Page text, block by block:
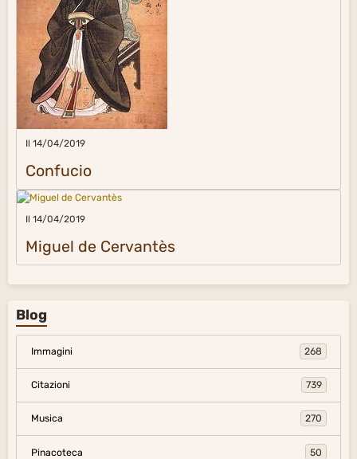
Il 14/04/2019
Confucio
Il 14/04/2019
Miguel de Cervantès
Blog
Immagini 268
Citazioni 739
Musica 270
Pinacoteca 50